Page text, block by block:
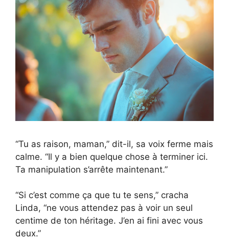
“Tu as raison, maman,” dit-il, sa voix ferme mais
calme. “Il y a bien quelque chose à terminer ici.
Ta manipulation s’arrête maintenant.”
“Si c’est comme ça que tu te sens,” cracha
Linda, “ne vous attendez pas à voir un seul
centime de ton héritage. J’en ai fini avec vous
deux.”